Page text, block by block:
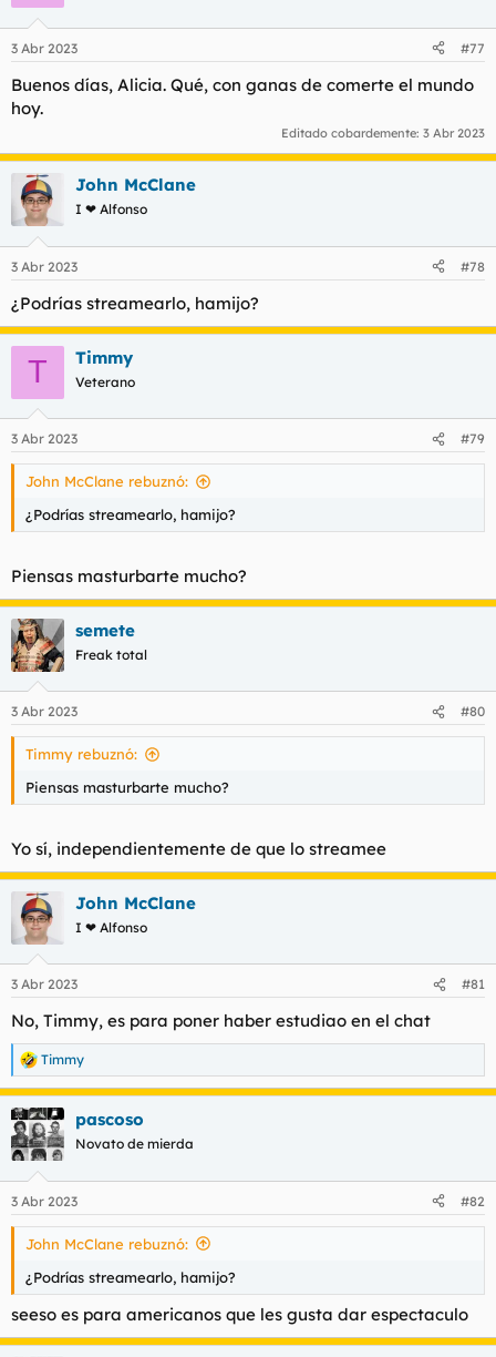
e
:
3 Abr 2023 #77
Buenos días, Alicia. Qué, con ganas de comerte el mundo
hoy.
Editado cobardemente: 3 Abr 2023
John McClane
I ❤ Alfonso
3 Abr 2023 #78
¿Podrías streamearlo, hamijo?
T Timmy
Veterano
3 Abr 2023 #79
John McClane rebuznó:
¿Podrías streamearlo, hamijo?
Piensas masturbarte mucho?
semete
Freak total
3 Abr 2023 #80
Timmy rebuznó:
Piensas masturbarte mucho?
Yo sí, independientemente de que lo streamee
John McClane
I ❤ Alfonso
3 Abr 2023 #81
No, Timmy, es para poner haber estudiao en el chat
R
e
a
c
c
i
e
s
Timmy
pascoso
Novato de mierda
3 Abr 2023 #82
John McClane rebuznó:
¿Podrías streamearlo, hamijo?
seeso es para americanos que les gusta dar espectaculo